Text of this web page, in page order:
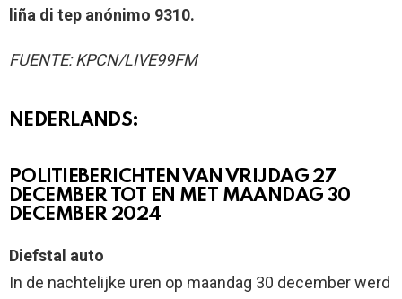
liña di tep anónimo 9310.
FUENTE: KPCN/LIVE99FM
NEDERLANDS:
POLITIEBERICHTEN VAN VRIJDAG 27
DECEMBER TOT EN MET MAANDAG 30
DECEMBER 2024
Diefstal auto
In de nachtelijke uren op maandag 30 december werd